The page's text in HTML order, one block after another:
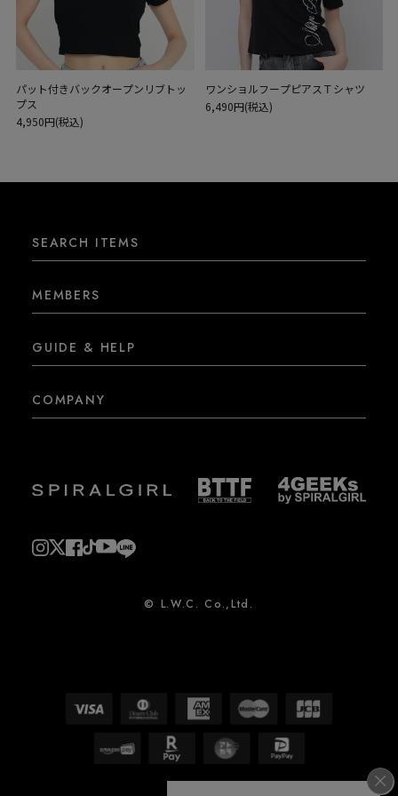
パット付きバックオープンリブトッ
プス
4,950円(税込)
ワンショルフープピアスＴシャツ
6,490円(税込)
SEARCH ITEMS
MEMBERS
GUIDE & HELP
COMPANY
© L.W.C. Co.,Ltd.